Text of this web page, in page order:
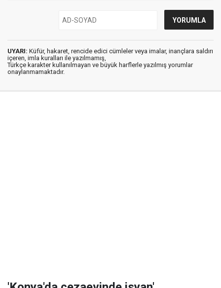
UYARI: Küfür, hakaret, rencide edici cümleler veya imalar, inançlara saldırı
içeren, imla kuralları ile yazılmamış,
Türkçe karakter kullanılmayan ve büyük harflerle yazılmış yorumlar
onaylanmamaktadır.